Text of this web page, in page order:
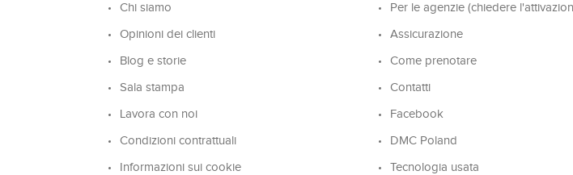
Chi siamo
Opinioni dei clienti
Blog e storie
Sala stampa
Lavora con noi
Condizioni contrattuali
Informazioni sui cookie
Per le agenzie (chiedere
Assicurazione
Come prenotare
Contatti
Facebook
DMC Poland
Tecnologia usata